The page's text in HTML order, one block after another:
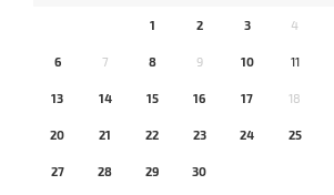
1 2 3 4
6 7 8 9 10 11
13 14 15 16 17 18
20 21 22 23 24 25
27 28 29 30